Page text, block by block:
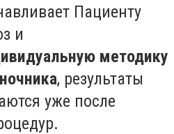
Пациенту
и
методику
, результаты
уже после